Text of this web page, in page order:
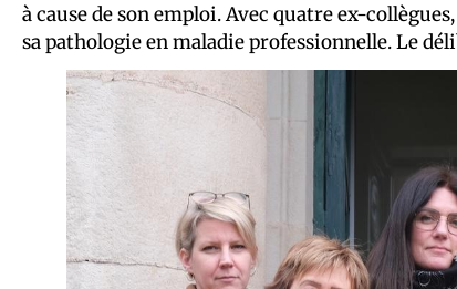
à cause de son emploi. Avec quatre ex-
sa pathologie en maladie professionnelle. Le